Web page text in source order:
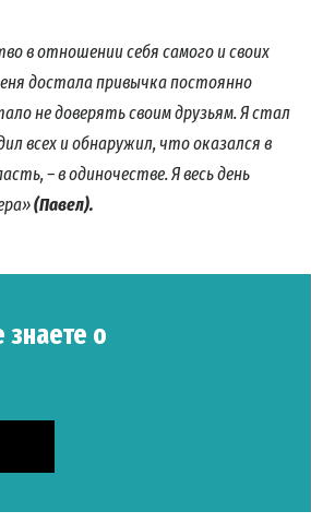
в отношении себя самого и своих
достала привычка постоянно
не доверять своим друзьям. Я стал
всех и обнаружил, что оказался в
– в одиночестве. Я весь день
(Павел).
о